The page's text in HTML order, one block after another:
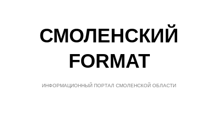
СМОЛЕНСКИЙ
FORMAT
ИНФОРМАЦИОННЫЙ ПОРТАЛ СМОЛЕНСКОЙ ОБЛАСТИ